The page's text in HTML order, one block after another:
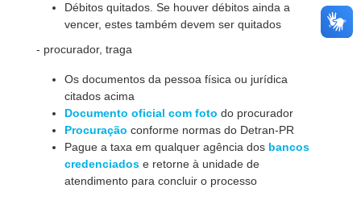
Débitos quitados. Se houver débitos ainda a
vencer, estes também devem ser quitados
- procurador, traga
Os documentos da pessoa física ou jurídica
citados acima
Documento oficial com foto do procurador
Procuração conforme normas do Detran-PR
Pague a taxa em qualquer agência dos bancos
credenciados e retorne à unidade de
atendimento para concluir o processo